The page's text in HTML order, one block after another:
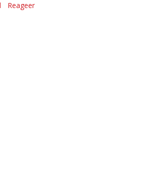
Reageer